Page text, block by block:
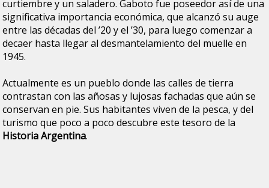
curtiembre y un saladero. Gaboto fue poseedor así de una
significativa importancia económica, que alcanzó su auge
entre las décadas del ’20 y el ’30, para luego comenzar a
decaer hasta llegar al desmantelamiento del muelle en
1945.
Actualmente es un pueblo donde las calles de tierra
contrastan con las añosas y lujosas fachadas que aún se
conservan en pie. Sus habitantes viven de la pesca, y del
turismo que poco a poco descubre este tesoro de la
HistoriaArgentina.